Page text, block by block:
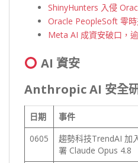
ShinyHunters 入侵
Oracle PeopleSoft 零時
Meta AI 成資安破口，
AI 資安
Anthropic AI 安全
日期
事件
0605
趨勢科技TrendAI 加
署 Claude Opus 4.8